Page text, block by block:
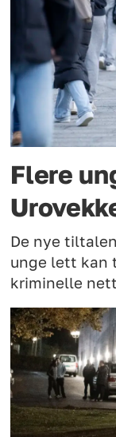
Flere
De nye
unge lett kan
kriminelle